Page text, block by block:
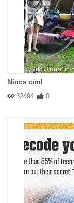
Nincs cím!
32494 0